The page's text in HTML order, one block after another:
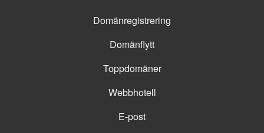
Domänregistrering
Domänflytt
Toppdomäner
Webbhotell
E-post